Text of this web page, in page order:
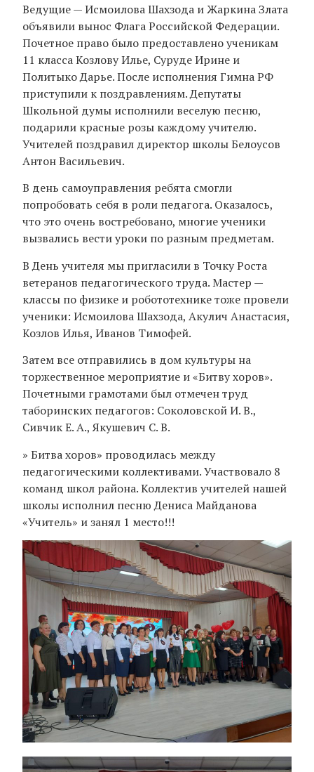
Ведущие — Исмоилова Шахзода и Жаркина Злата
объявили вынос Флага Российской Федерации.
Почетное право было предоставлено ученикам
11 класса Козлову Илье, Суруде Ирине и
Политыко Дарье. После исполнения Гимна РФ
приступили к поздравлениям. Депутаты
Школьной думы исполнили веселую песню,
подарили красные розы каждому учителю.
Учителей поздравил директор школы Белоусов
Антон Васильевич.
В день самоуправления ребята смогли
попробовать себя в роли педагога. Оказалось,
что это очень востребовано, многие ученики
вызвались вести уроки по разным предметам.
В День учителя мы пригласили в Точку Роста
ветеранов педагогического труда. Мастер —
классы по физике и робототехнике тоже провели
ученики: Исмоилова Шахзода, Акулич Анастасия,
Козлов Илья, Иванов Тимофей.
Затем все отправились в дом культуры на
торжественное мероприятие и «Битву хоров».
Почетными грамотами был отмечен труд
таборинских педагогов: Соколовской И. В.,
Сивчик Е. А., Якушевич С. В.
» Битва хоров» проводилась между
педагогическими коллективами. Участвовало 8
команд школ района. Коллектив учителей нашей
школы исполнил песню Дениса Майданова
«Учитель» и занял 1 место!!!